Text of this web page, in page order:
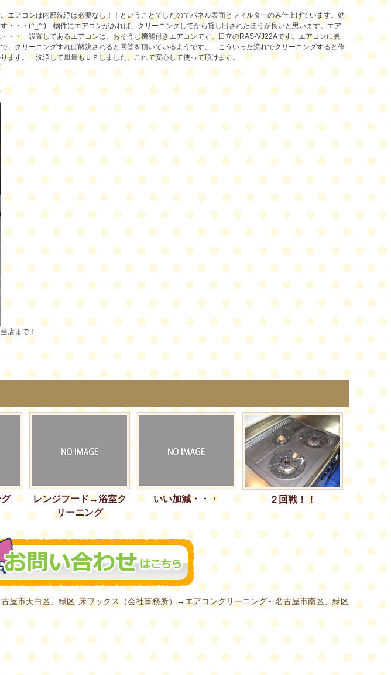
エアコンは内部洗浄は必要なし！！ということでしたのでパネル表面とフィルターのみ仕上げています。効
す・・・(^_^;) 物件にエアコンがあれば、クリーニングしてから貸し出されたほうが良いと思います。 エア
・・ 設置してあるエアコンは、おそうじ機能付きエアコンです。日立のRAS-VJ22Aです。エアコンに異
、クリーニングすれば解決されると回答を頂いているようです。 こういった流れでクリーニングすると作
ります。洗浄して風量もＵＰしました。これで安心して使って頂けます。
店まで！
レンジフード→浴室ク
リーニング
いい加減・・・ ２回戦！！
屋市天白区、緑区 床ワックス（会社事務所）→エアコンクリーニング～名古屋市南区、緑区